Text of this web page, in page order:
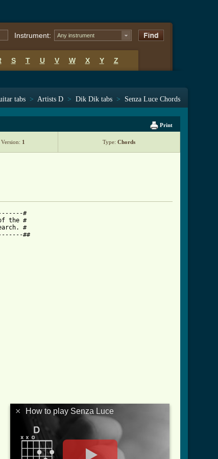
Instrument: Any instrument
S T U V W X Y Z
tabs > Artists D > Dik Dik tabs > Senza Luce Chords
Print
Version: 1 Type: Chords
#
the #
#
##
× How to play Senza Luce